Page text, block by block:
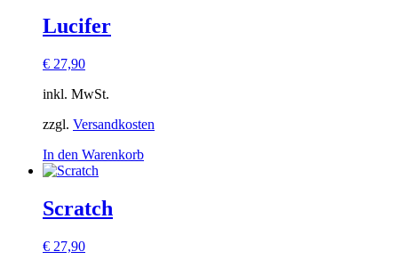
Lucifer
€ 27,90
inkl. MwSt.
zzgl. Versandkosten
In den Warenkorb
Scratch
€ 27,90